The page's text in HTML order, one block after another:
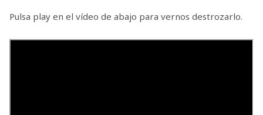
Pulsa play en el vídeo de abajo para vernos destrozarlo.